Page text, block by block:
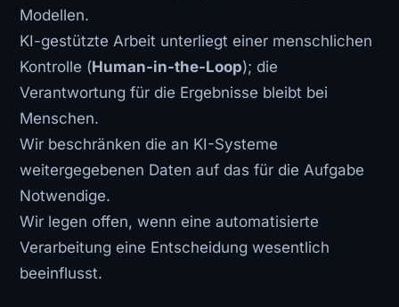
Modellen.
KI-gestützte Arbeit unterliegt einer menschlichen
Kontrolle (Human-in-the-Loop); die
Verantwortung für die Ergebnisse bleibt bei
Menschen.
Wir beschränken die an KI-Systeme
weitergegebenen Daten auf das für die Aufgabe
Notwendige.
Wir legen offen, wenn eine automatisierte
Verarbeitung eine Entscheidung wesentlich
beeinflusst.